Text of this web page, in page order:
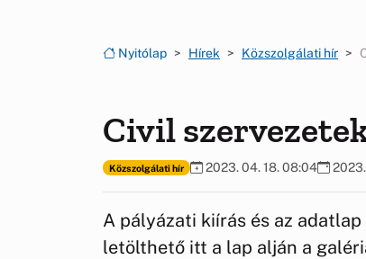
Nyitólap Hírek Közszolgálati hír
Civil
Közszolgálati hír 2023. 04. 18. 08:04 2023.
A pályázati kiírás és az
letölthető itt a lap alján a